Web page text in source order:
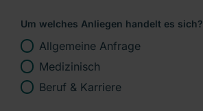
Um welches Anliegen handelt es sich?
Allgemeine Anfrage
Medizinisch
Beruf & Karriere